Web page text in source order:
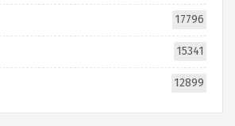
17796
15341
12899